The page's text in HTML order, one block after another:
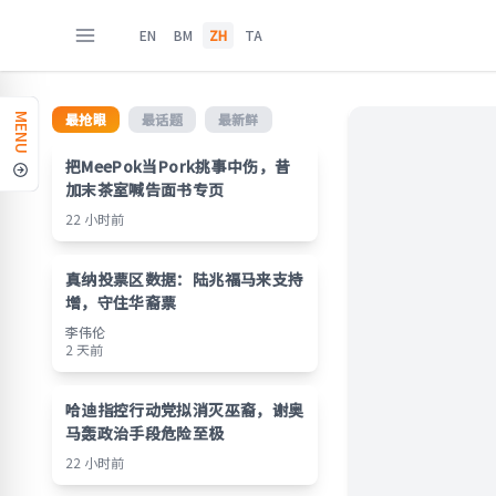
EN BM ZH TA
MENU 最抢眼 最话题 最新鲜
把MeePok当Pork挑事中伤，昔
加末茶室喊告面书专页
22 小时前
真纳投票区数据：陆兆福马来支持
增，守住华裔票
李伟伦
2 天前
哈迪指控行动党拟消灭巫裔，谢奥
马轰政治手段危险至极
22 小时前